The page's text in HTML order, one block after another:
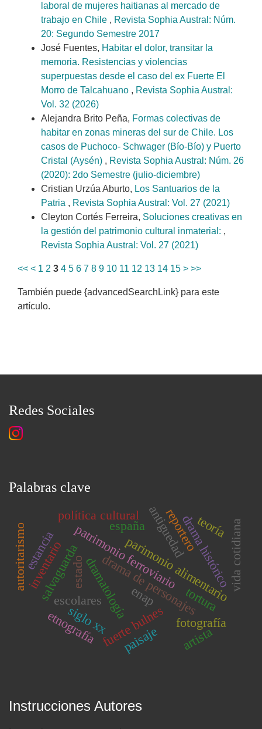
laboral de mujeres haitianas al mercado de
trabajo en Chile , Revista Sophia Austral: Núm.
20: Segundo Semestre 2017
José Fuentes, Habitar el dolor, transitar la
memoria. Resistencias y violencias
superpuestas desde el caso del ex Fuerte El
Morro de Talcahuano , Revista Sophia Austral:
Vol. 32 (2026)
Alejandra Brito Peña, Formas colectivas de
habitar en zonas mineras del sur de Chile. Los
casos de Puchoco- Schwager (Bío-Bío) y Puerto
Cristal (Aysén) , Revista Sophia Austral: Núm. 26
(2020): 2do Semestre (julio-diciembre)
Cristian Urzúa Aburto, Los Santuarios de la
Patria , Revista Sophia Austral: Vol. 27 (2021)
Cleyton Cortés Ferreira, Soluciones creativas en
la gestión del patrimonio cultural inmaterial: ,
Revista Sophia Austral: Vol. 27 (2021)
<< < 1 2 3 4 5 6 7 8 9 10 11 12 13 14 15 > >>
También puede {advancedSearchLink} para este
artículo.
Redes Sociales
Palabras clave
escolares parimonio alimentario
patrimonio ferroviario
dramatología
drama de personajesdrama histórico
fuerte bulnes
salvaguarda
antiguedad
inventarioestado
autoritarismo
política cultural
fotografía
siglo xx
españa
etnografía paisaje
enap
vida cotidiana
reportero
tortura
teoría
estancia
artista
Instrucciones Autores